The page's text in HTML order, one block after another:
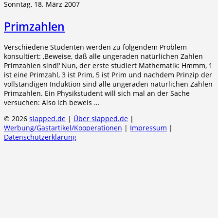
Sonntag, 18. März 2007
Primzahlen
Verschiedene Studenten werden zu folgendem Problem
konsultiert: ‚Beweise, daß alle ungeraden natürlichen Zahlen
Primzahlen sind!‘ Nun, der erste studiert Mathematik: Hmmm, 1
ist eine Primzahl, 3 ist Prim, 5 ist Prim und nachdem Prinzip der
vollständigen Induktion sind alle ungeraden natürlichen Zahlen
Primzahlen. Ein Physikstudent will sich mal an der Sache
versuchen: Also ich beweis …
© 2026 slapped.de | Über slapped.de |
Werbung/Gastartikel/Kooperationen | Impressum |
Datenschutzerklärung